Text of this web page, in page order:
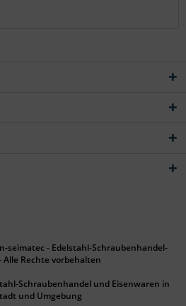
seimatec - Edelstahl-Schraubenhandel-
Alle Rechte vorbehalten
Schraubenhandel und Eisenwaren in
und Umgebung